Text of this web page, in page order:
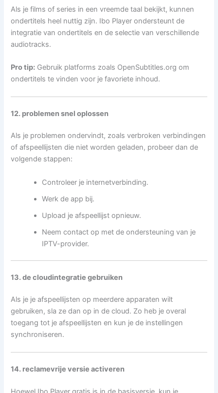
Als je films of series in een vreemde taal bekijkt, kunnen
ondertitels heel nuttig zijn. Ibo Player ondersteunt de
integratie van ondertitels en de selectie van verschillende
audiotracks.
Pro tip: Gebruik platforms zoals OpenSubtitles.org om
ondertitels te vinden voor je favoriete inhoud.
12. problemen snel oplossen
Als je problemen ondervindt, zoals verbroken verbindingen
of afspeellijsten die niet worden geladen, probeer dan de
volgende stappen:
Controleer je internetverbinding.
Werk de app bij.
Upload je afspeellijst opnieuw.
Neem contact op met de ondersteuning van je
IPTV-provider.
13. de cloudintegratie gebruiken
Als je je afspeellijsten op meerdere apparaten wilt
gebruiken, sla ze dan op in de cloud. Zo heb je overal
toegang tot je afspeellijsten en kun je de instellingen
synchroniseren.
14. reclamevrije versie activeren